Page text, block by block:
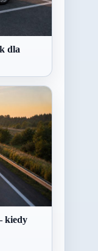
dla
kiedy